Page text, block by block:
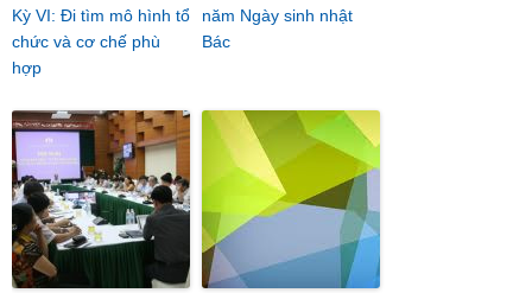
Kỳ VI: Đi tìm mô hình tổ
chức và cơ chế phù
hợp
năm Ngày sinh nhật
Bác